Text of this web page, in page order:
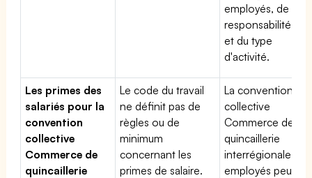
employés, de sa
responsabilité
et du type
d'activité.
Les primes des
salariés pour la
convention
collective
Commerce de
quincaillerie
Le code du travail
ne définit pas de
règles ou de
minimum
concernant les
primes de salaire.
La convention
collective
Commerce de
quincaillerie
interrégionale
employés peut